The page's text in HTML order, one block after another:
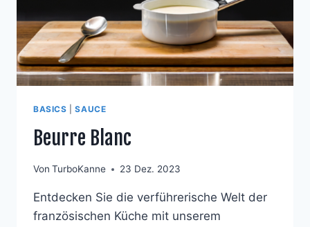
BASICS |SAUCE
Beurre Blanc
Von TurboKanne 23 Dez. 2023
Entdecken Sie die verführerische Welt der
französischen Küche mit unserem